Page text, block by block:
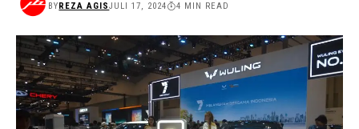
BYREZA AGISJULI 17, 2024 4 MIN READ